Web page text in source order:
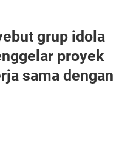
grup idola
proyek
sama dengan